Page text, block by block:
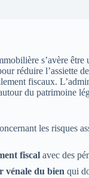
s’avère
réduire l’assiette
fiscaux.
du patrimoine
les risques
fiscal avec des
vénale du bien qui